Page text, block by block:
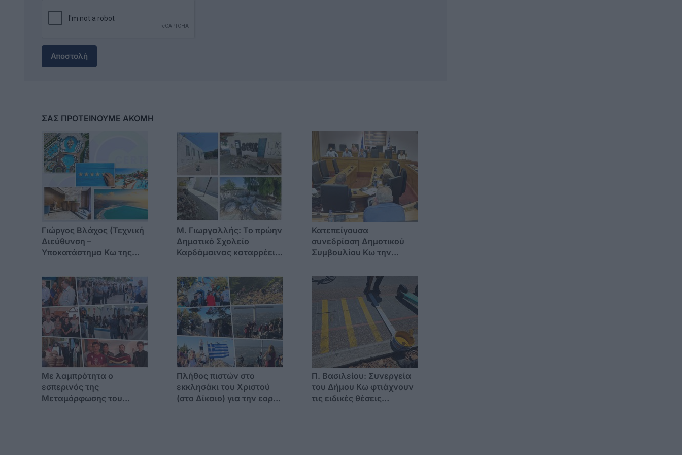
Αποστολή
ΣΑΣ ΠΡΟΤΕΙΝΟΥΜΕ ΑΚΟΜΗ
Γιώργος Βλάχος (Τεχνική
Διεύθυνση –
Υποκατάστημα Κω της
ασφάλεια δεν επιδέχεται
αναβολή – η σεζόν δεν
περιμένει»
M. Γιωργαλλής: Το πρώην
Δημοτικό Σχολείο
Καρδάμαινας καταρρέει –
υπογραφή της δημοτικής
αρχής !
Κατεπείγουσα
συνεδρίαση Δημοτικού
Συμβουλίου Κω την
Με λαμπρότητα ο
εσπερινός της
Μεταμόρφωσης του
Πλήθος πιστών στο
εκκλησάκι του Χριστού
(στο Δίκαιο) για την εορτή
Π. Βασιλείου: Συνεργεία
του Δήμου Κω φτιάχνουν
τις ειδικές θέσεις